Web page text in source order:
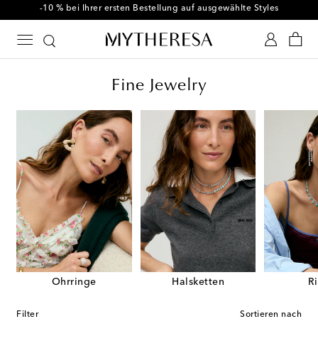
-10 % bei Ihrer ersten Bestellung auf ausgewählte Styles
Fine Jewelry
Ohrringe Halsketten
Filter Sortieren nach